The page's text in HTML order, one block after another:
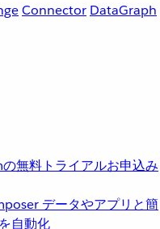
Connector DataGraph
無料トライアルお申込み
データやアプリと簡
自動化